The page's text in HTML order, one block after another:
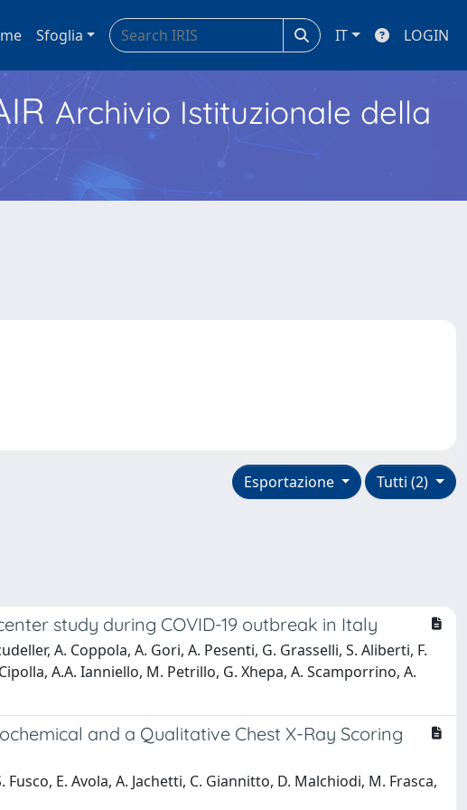
Sfoglia IT LOGIN
Archivio Istituzionale della
Tutti (2)
Esportazione
study during COVID-19 outbreak in Italy
A. Coppola, A. Gori, A. Pesenti, G. Grasselli, S. Aliberti, F.
A.A. Ianniello, M. Petrillo, G. Xhepa, A. Scamporrino, A.
and a Qualitative Chest X-Ray Scoring
E. Avola, A. Jachetti, C. Giannitto, D. Malchiodi, M. Frasca,